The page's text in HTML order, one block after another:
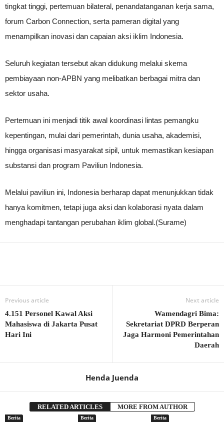
tingkat tinggi, pertemuan bilateral, penandatanganan kerja sama,
forum Carbon Connection, serta pameran digital yang
menampilkan inovasi dan capaian aksi iklim Indonesia.
Seluruh kegiatan tersebut akan didukung melalui skema
pembiayaan non-APBN yang melibatkan berbagai mitra dan
sektor usaha.
Pertemuan ini menjadi titik awal koordinasi lintas pemangku
kepentingan, mulai dari pemerintah, dunia usaha, akademisi,
hingga organisasi masyarakat sipil, untuk memastikan kesiapan
substansi dan program Paviliun Indonesia.
Melalui paviliun ini, Indonesia berharap dapat menunjukkan tidak
hanya komitmen, tetapi juga aksi dan kolaborasi nyata dalam
menghadapi tantangan perubahan iklim global.(Surame)
Previous article
4.151 Personel Kawal Aksi
Mahasiswa di Jakarta Pusat
Hari Ini
Next article
Wamendagri Bima:
Sekretariat DPRD Berperan
Jaga Harmoni Pemerintahan
Daerah
Henda Juenda
RELATED ARTICLES MORE FROM AUTHOR
Berita Berita Berita